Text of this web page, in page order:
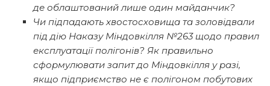
де облаштований лише один майданчик?
Чи підпадають хвостосховища та золовідвали
під дію Наказу Міндовкілля №263 щодо правил
експлуатації полігонів? Як правильно
сформулювати запит до Міндовкілля у разі,
якщо підприємство не є полігоном побутових